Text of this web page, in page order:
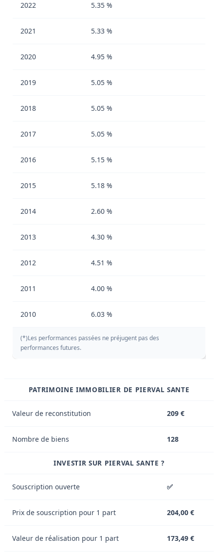
2022 5.35 %
2021 5.33 %
2020 4.95 %
2019 5.05 %
2018 5.05 %
2017 5.05 %
2016 5.15 %
2015 5.18 %
2014 2.60 %
2013 4.30 %
2012 4.51 %
2011 4.00 %
2010 6.03 %
(*)Les performances passées ne préjugent pas des
performances futures.
PATRIMOINE IMMOBILIER DE PIERVAL SANTE
Valeur de reconstitution 209 €
Nombre de biens 128
INVESTIR SUR PIERVAL SANTE ?
Souscription ouverte ✅
Prix de souscription pour 1 part 204,00 €
Valeur de réalisation pour 1 part 173,49 €